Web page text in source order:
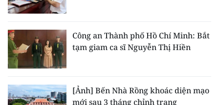
Công an Thành phố Hồ Chí Minh: Bắt
tạm giam ca sĩ Nguyễn Thị Hiền
[Ảnh] Bến Nhà Rồng khoác diện mạo
mới sau 3 tháng chỉnh trang